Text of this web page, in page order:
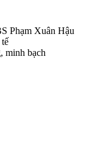
Phạm Xuân Hậu
minh bạch